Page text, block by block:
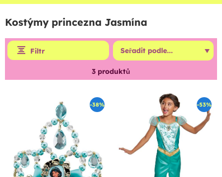
Kostýmy princezna Jasmína
Filtr
3 produktů
-38% -53%